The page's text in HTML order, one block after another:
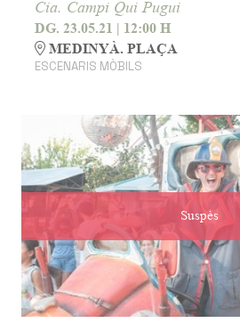
Cia. Campi Qui Pugui
DG. 23.05.21 | 12:00 H
MEDINYÀ. PLAÇA
ESCENARIS MÒBILS
Suspès